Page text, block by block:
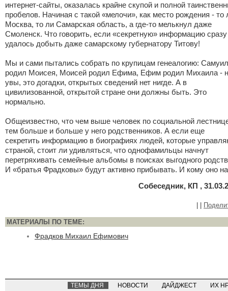
интернет-сайты, оказалась крайне скупой и полной
пробелов. Начиная с такой «мелочи», как место рождения - то
Москва, то ли Самарская область, а где-то мелькнул даже
Смоленск. Что говорить, если «секретную» информацию
удалось добыть даже самарскому губернатору Титову!
Мы и сами пытались собрать по крупицам генеалогию: Самуил
родил Моисея, Моисей родил Ефима, Ефим родил Михаила -
увы, это догадки, открытых сведений нет нигде. А в
цивилизованной, открытой стране они должны быть. Это
нормально.
Общеизвестно, что чем выше человек по социальной
тем больше и больше у него родственников. А если еще
секретить информацию в биографиях людей, которые
страной, стоит ли удивляться, что однофамильцы начнут
перетряхивать семейные альбомы в поисках выгодного
И «братья Фрадковы» будут активно прибывать. И кому оно
Собеседник, КП ,
МАТЕРИАЛЫ ПО ТЕМЕ:
Фрадков Михаил Ефимович
ТЕМЫ ДНЯ НОВОСТИ ДАЙДЖЕСТ ИХ